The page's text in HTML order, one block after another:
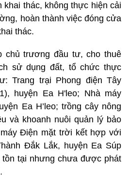
khai thác, không thực hiện cải
hoàn thành việc đóng cửa
thác.
chủ trương đầu tư, cho thuê
sử dụng đất, tổ chức thực
Trang trại Phong điện Tây
huyện Ea H'leo; Nhà máy
Ea H’leo; trồng cây nông
và khoanh nuôi quản lý bảo
Điện mặt trời kết hợp với
Đắk Lắk, huyện Ea Súp
tồn tại nhưng chưa được phát